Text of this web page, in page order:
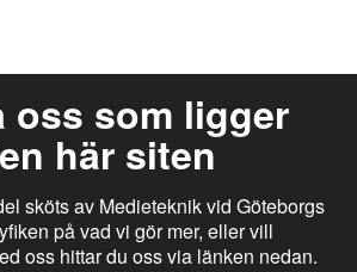
oss som ligger
här siten
sköts av Medieteknik vid Göteborgs
på vad vi gör mer, eller vill
oss hittar du oss via länken nedan.